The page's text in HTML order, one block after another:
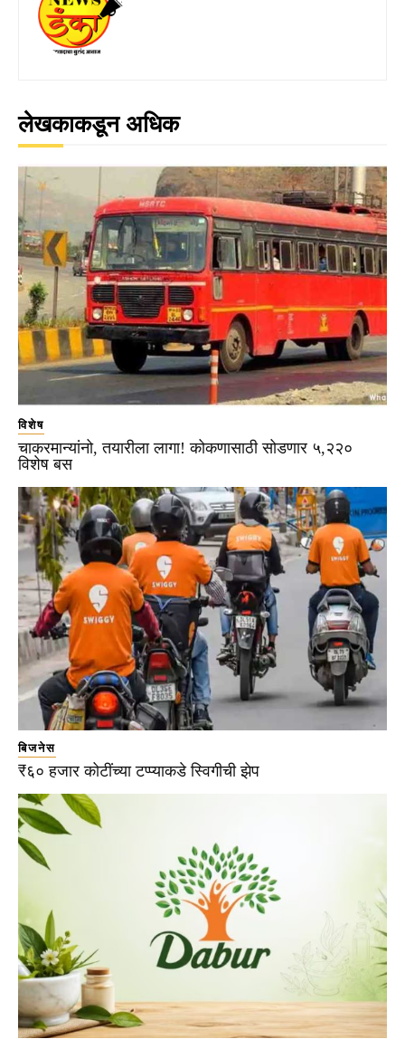
लेखकाकडून अधिक
विशेष
चाकरमान्यांनो, तयारीला लागा! कोकणासाठी सोडणार ५,२२०
विशेष बस
बिजनेस
₹६० हजार कोटींच्या टप्प्याकडे स्विगीची झेप